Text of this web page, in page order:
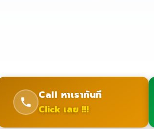
Call หาเราทันที
Click เลย !!!